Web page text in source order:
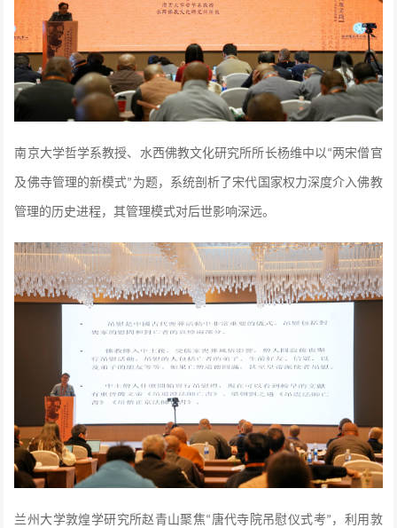
南京大学哲学系教授、水西佛教文化研究所所长杨维中以“两宋僧官
及佛寺管理的新模式” 为题，系统剖析了宋代国家权力深度介入佛教
管理的历史进程，其管理模式对后世影响深远。
兰州大学敦煌学研究所赵青山聚焦“ 唐代寺院吊慰仪式考” ，利用敦